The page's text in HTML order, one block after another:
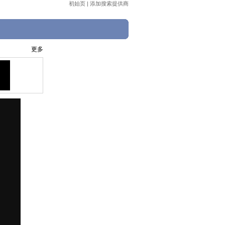
初始页 | 添加搜索提供商
更多